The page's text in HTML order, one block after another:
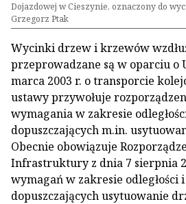
Dojazdowej w Cieszynie, oznaczony do
Grzegorz Ptak
Wycinki drzew i krzewów
przeprowadzane są w oparciu o
marca 2003 r. o transporcie
ustawy przywołuje
wymagania w zakresie
dopuszczających m.in.
Obecnie obowiązuje
Infrastruktury z dnia 7 sierpnia
wymagań w zakresie odległości
dopuszczających usytuowanie